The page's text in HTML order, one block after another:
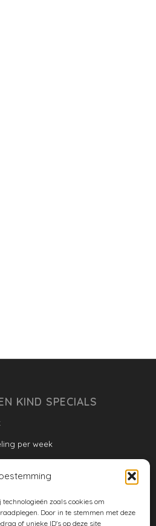
zoals cookies om
Door in te stemmen met deze
of unieke ID's op deze site
KIND SPECIALS
per week
per maand